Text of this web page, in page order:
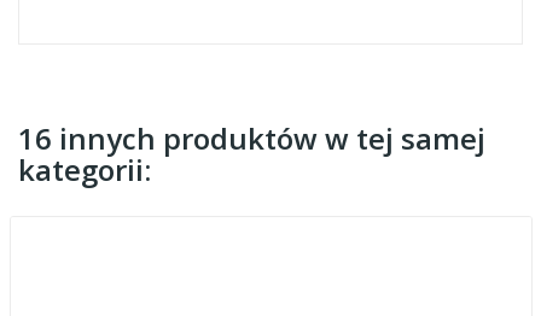
16 innych produktów w tej samej
kategorii: